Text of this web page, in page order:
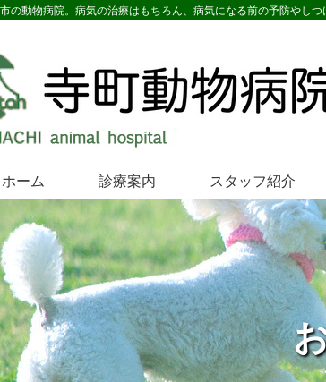
の動物病院。病気の治療はもちろん、病気になる前の予防やしつ
ホーム 診療案内 スタッフ紹介